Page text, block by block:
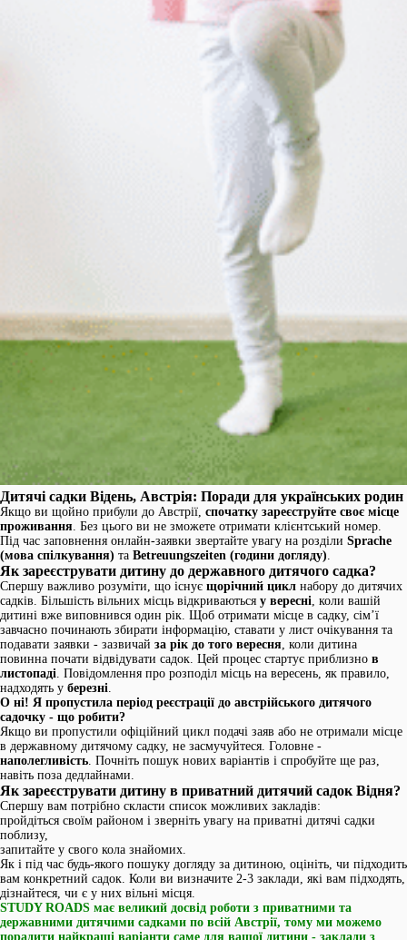
Дитячі садки Відень, Австрія: Поради для українських родин
Якщо ви щойно прибули до Австрії, спочатку зареєструйте своє місце
проживання. Без цього ви не зможете отримати клієнтський номер.
Під час заповнення онлайн-заявки звертайте увагу на розділи Sprache
(мова спілкування) та Betreuungszeiten (години догляду).
Як зареєструвати дитину до державного дитячого садка?
Спершу важливо розуміти, що існує щорічний цикл набору до дитячих
садків. Більшість вільних місць відкриваються у вересні, коли вашій
дитині вже виповнився один рік. Щоб отримати місце в садку, сім’ї
завчасно починають збирати інформацію, ставати у лист очікування та
подавати заявки - зазвичай за рік до того вересня, коли дитина
повинна почати відвідувати садок. Цей процес стартує приблизно в
листопаді. Повідомлення про розподіл місць на вересень, як правило,
надходять у березні.
О ні! Я пропустила період реєстрації до австрійського дитячого
садочку - що робити?
Якщо ви пропустили офіційний цикл подачі заяв або не отримали місце
в державному дитячому садку, не засмучуйтеся. Головне -
наполегливість. Почніть пошук нових варіантів і спробуйте ще раз,
навіть поза дедлайнами.
Як зареєструвати дитину в приватний дитячий садок Відня?
Спершу вам потрібно скласти список можливих закладів:
пройдіться своїм районом і зверніть увагу на приватні дитячі садки
поблизу,
запитайте у свого кола знайомих.
Як і під час будь-якого пошуку догляду за дитиною, оцініть, чи підходить
вам конкретний садок. Коли ви визначите 2-3 заклади, які вам підходять,
дізнайтеся, чи є у них вільні місця.
STUDY ROADS має великий досвід роботи з приватними та
державними дитячими садками по всій Австрії, тому ми можемо
порадити найкращі варіанти саме для вашої дитини - заклади з